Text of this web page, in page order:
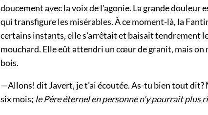
doucement avec la voix de l'agonie. La grande douleur
qui transfigure les misérables. À ce moment-là, la
certains instants, elle s'arrêtait et baisait tendrement
mouchard. Elle eût attendri un cœur de granit, mais
bois.
—Allons! dit Javert, je t'ai écoutée. As-tu bien tout dit?
six mois; le Père éternel en personne n'y pourrait plus